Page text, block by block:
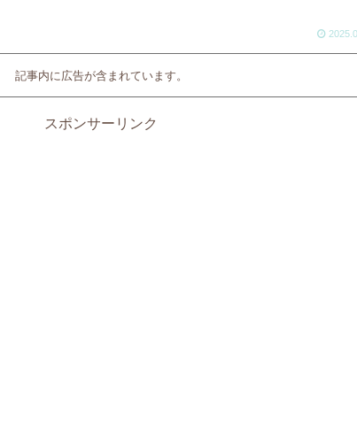
記事内に広告が含まれています。
スポンサーリンク